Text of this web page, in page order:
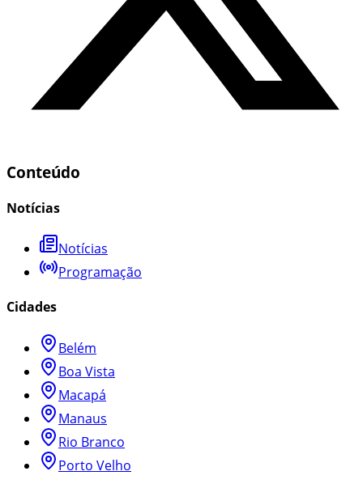
Conteúdo
Notícias
Notícias
Programação
Cidades
Belém
Boa Vista
Macapá
Manaus
Rio Branco
Porto Velho